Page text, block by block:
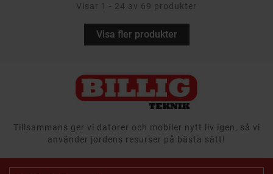
Visar 1 - 24 av 69 produkter
Visa fler produkter
Tillsammans ger vi datorer och mobiler nytt liv igen, så vi
använder jordens resurser på bästa sätt!